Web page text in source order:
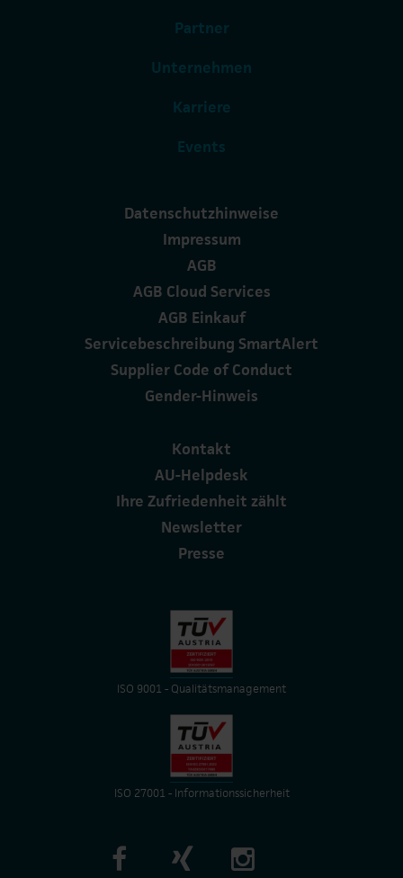
Partner
Unternehmen
Karriere
Events
Datenschutzhinweise
Impressum
AGB
AGB Cloud Services
AGB Einkauf
Servicebeschreibung SmartAlert
Supplier Code of Conduct
Gender-Hinweis
Kontakt
AU-Helpdesk
Ihre Zufriedenheit zählt
Newsletter
Presse
ISO 9001 - Qualitätsmanagement
ISO 27001 - Informationssicherheit